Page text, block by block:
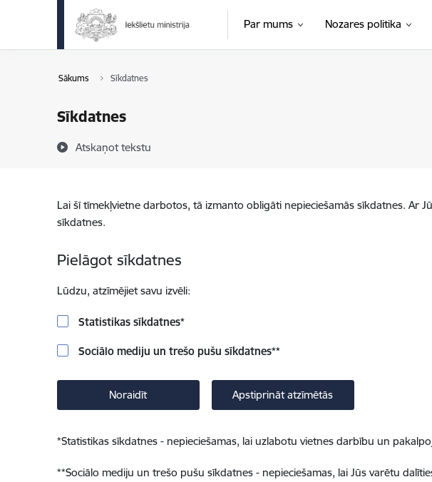
Pāriet uz lapas saturu
Par mums Nozares politika
Sākums Sīkdatnes
Sīkdatnes
Atskaņot tekstu
Lai šī tīmekļvietne darbotos, tā izmanto obligāti nepieciešamās sīkdatnes. Ar
sīkdatnes.
Pielāgot sīkdatnes
Lūdzu, atzīmējiet savu izvēli:
Statistikas sīkdatnes*
Sociālo mediju un trešo pušu sīkdatnes**
Noraidīt Apstiprināt atzīmētās
*Statistikas sīkdatnes - nepieciešamas, lai uzlabotu vietnes darbību un
**Sociālo mediju un trešo pušu sīkdatnes - nepieciešamas, lai Jūs varētu